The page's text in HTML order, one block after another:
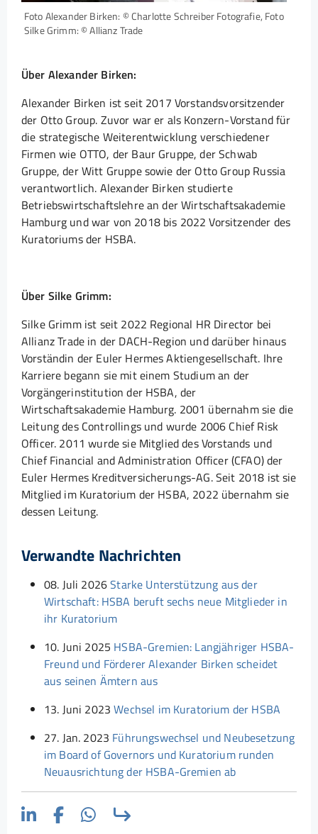
Foto Alexander Birken: © Charlotte Schreiber Fotografie, Foto
Silke Grimm: © Allianz Trade
Über Alexander Birken:
Alexander Birken ist seit 2017 Vorstandsvorsitzender
der Otto Group. Zuvor war er als Konzern-Vorstand für
die strategische Weiterentwicklung verschiedener
Firmen wie OTTO, der Baur Gruppe, der Schwab
Gruppe, der Witt Gruppe sowie der Otto Group Russia
verantwortlich. Alexander Birken studierte
Betriebswirtschaftslehre an der Wirtschaftsakademie
Hamburg und war von 2018 bis 2022 Vorsitzender des
Kuratoriums der HSBA.
Über Silke Grimm:
Silke Grimm ist seit 2022 Regional HR Director bei
Allianz Trade in der DACH-Region und darüber hinaus
Vorständin der Euler Hermes Aktiengesellschaft. Ihre
Karriere begann sie mit einem Studium an der
Vorgängerinstitution der HSBA, der
Wirtschaftsakademie Hamburg. 2001 übernahm sie die
Leitung des Controllings und wurde 2006 Chief Risk
Officer. 2011 wurde sie Mitglied des Vorstands und
Chief Financial and Administration Officer (CFAO) der
Euler Hermes Kreditversicherungs-AG. Seit 2018 ist sie
Mitglied im Kuratorium der HSBA, 2022 übernahm sie
dessen Leitung.
Verwandte Nachrichten
08. Juli 2026Starke Unterstützung aus der
Wirtschaft: HSBA beruft sechs neue Mitglieder in
ihr Kuratorium
10. Juni 2025 HSBA-Gremien: Langjähriger HSBA-
Freund und Förderer Alexander Birken scheidet
aus seinen Ämtern aus
13. Juni 2023 Wechsel im Kuratorium der HSBA
27. Jan. 2023 Führungswechsel und Neubesetzung
im Board of Governors und Kuratorium runden
Neuausrichtung der HSBA-Gremien ab